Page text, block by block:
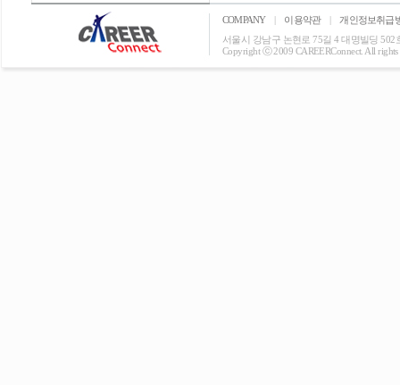
COMPANY | 이용약관 |
개인정보취급
서울시 강남구 논현로 75길 4 대명빌딩 502
Copyright ⓒ 2009 CAREERConnect. All rights